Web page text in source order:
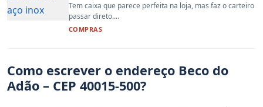
Tem caixa que parece perfeita na loja, mas faz o carteiro
passar direto....
COMPRAS
Como escrever o endereço Beco do
Adão – CEP 40015-500?